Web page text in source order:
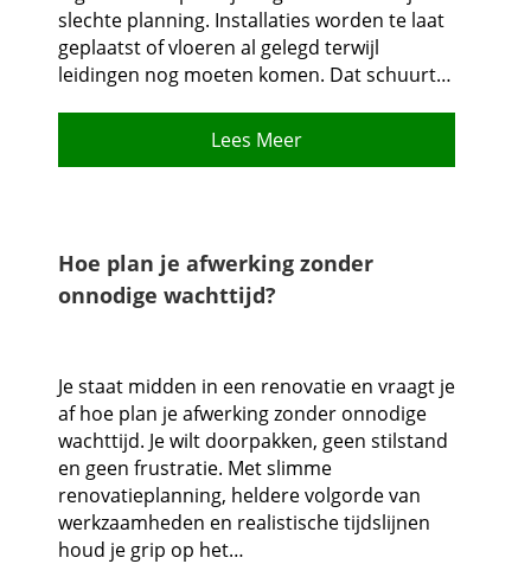
slechte planning.​ Installaties worden te laat
geplaatst of vloeren al gelegd terwijl
leidingen nog moeten komen.​ Dat schuurt…
Lees Meer
Hoe plan je afwerking zonder
onnodige wachttijd?
Je staat midden in een renovatie en vraagt je
af hoe plan je afwerking zonder onnodige
wachttijd.​ Je wilt doorpakken, geen stilstand
en geen frustratie.​ Met slimme
renovatieplanning, heldere volgorde van
werkzaamheden en realistische tijdslijnen
houd je grip op het…